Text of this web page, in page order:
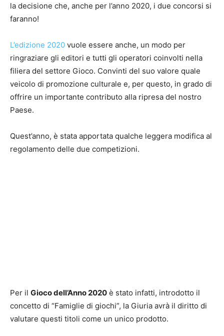
la decisione che, anche per l’anno 2020, i due concorsi si
faranno!
L’edizione 2020 vuole essere anche, un modo per
ringraziare gli editori e tutti gli operatori coinvolti nella
filiera del settore Gioco. Convinti del suo valore quale
veicolo di promozione culturale e, per questo, in grado di
offrire un importante contributo alla ripresa del nostro
Paese.
Quest’anno, è stata apportata qualche leggera modifica al
regolamento delle due competizioni.
Per il Gioco dell’Anno 2020 è stato infatti, introdotto il
concetto di “Famiglie di giochi”, la Giuria avrà il diritto di
valutare questi titoli come un unico prodotto.